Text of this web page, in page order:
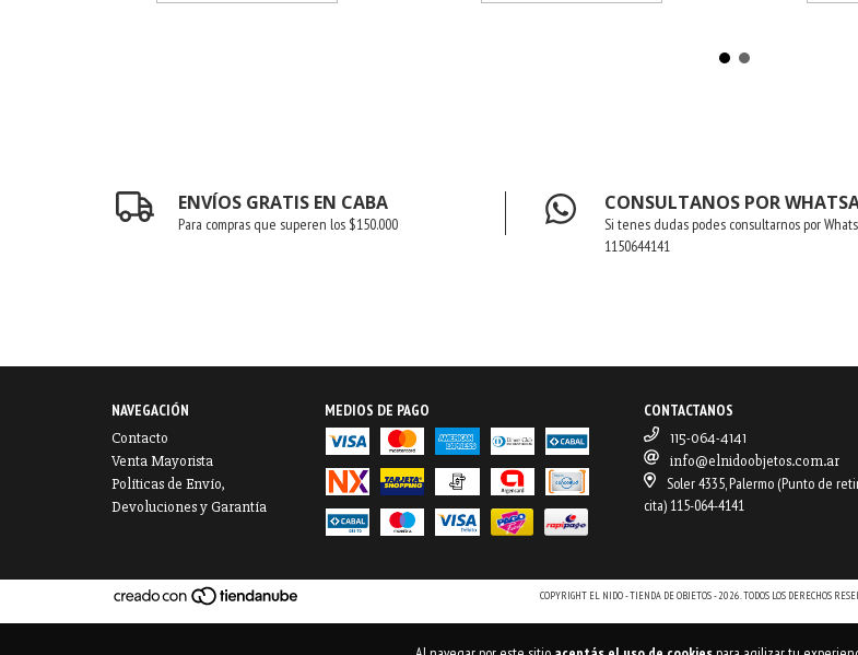
ENVÍOS GRATIS EN CABA
Para compras que superen los $150.000
CONSULTANOS POR
Si tenes dudas podes consultarnos por
1150644141
NAVEGACIÓN
Contacto
Venta Mayorista
Políticas de Envío,
Devoluciones y Garantía
MEDIOS DE PAGO CONTACTANOS
115-064-4141
info@elnidoobjetos.com.ar
Soler 4335, Palermo (Punto de
cita) 115-064-4141
COPYRIGHT EL NIDO - TIENDA DE OBJETOS - 2026. TODOS LOS DERECHOS